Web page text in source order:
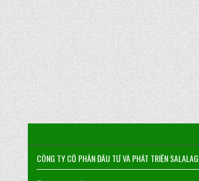
CÔNG TY CỔ PHẦN ĐẦU TƯ VÀ PHÁT TRIỂN